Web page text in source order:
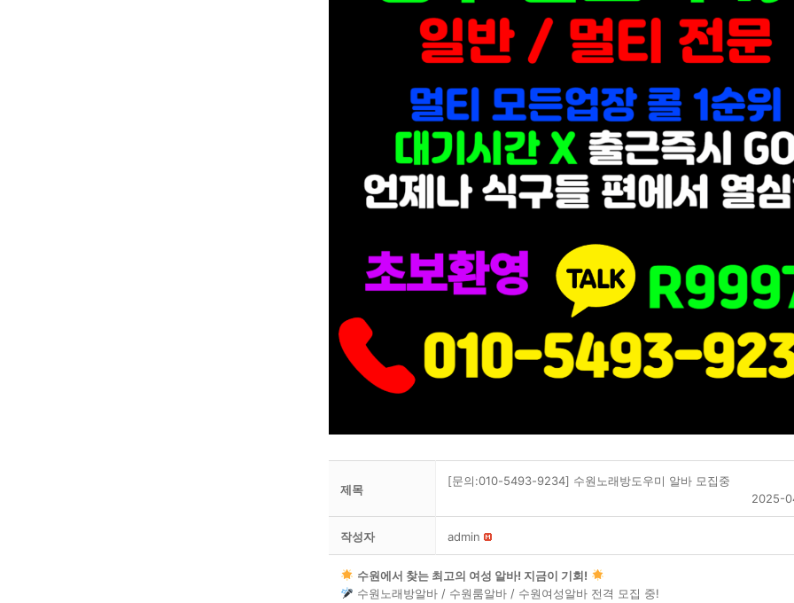
제목
[문의:010-5493-9234] 수원노래방도우미 알바 모집중
2025-
작성자 admin
수원에서 찾는 최고의 여성 알바! 지금이 기회!
수원노래방알바 / 수원룸알바 / 수원여성알바 전격 모집 중!